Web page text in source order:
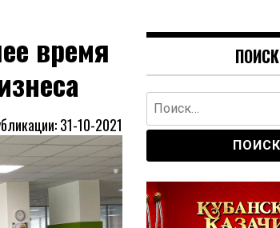
время
31-10-2021
ПОИСК
Найти: